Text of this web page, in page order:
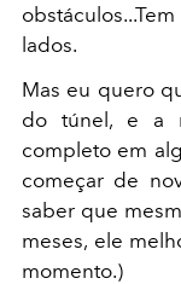
lados.
Mas eu quero
do túnel, e a
completo em
começar de
saber que
meses, ele
momento.)